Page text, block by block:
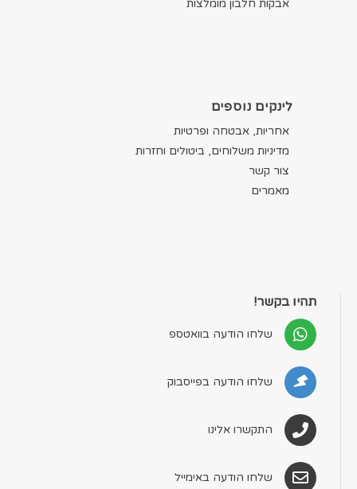
אבקות חלבון מומלצות
לינקים נוספים
אחריות, אבטחה ופרטיות
מדיניות משלוחים, ביטולים וחזרות
צור קשר
מאמרים
תהיו בקשר!
שלחו הודעה בוואטספ
שלחו הודעה בפייסבוק
התקשרו אלינו
שלחו הודעה באימייל